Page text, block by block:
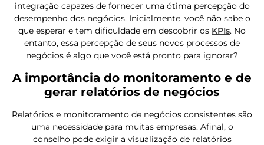
integração capazes de fornecer uma ótima percepção do
desempenho dos negócios. Inicialmente, você não sabe o
que esperar e tem dificuldade em descobrir os KPIs. No
entanto, essa percepção de seus novos processos de
negócios é algo que você está pronto para ignorar?
A importância do monitoramento e de
gerar relatórios de negócios
Relatórios e monitoramento de negócios consistentes são
uma necessidade para muitas empresas. Afinal, o
conselho pode exigir a visualização de relatórios